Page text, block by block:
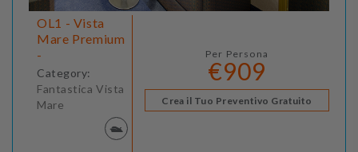
OL1 - Vista
Mare Premium
-
Category:
Fantastica Vista
Mare
Per Persona
€909
Crea il Tuo Preventivo Gratuito